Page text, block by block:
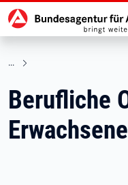
zu den Hauptinhalten
Berufliche
Erwachsene